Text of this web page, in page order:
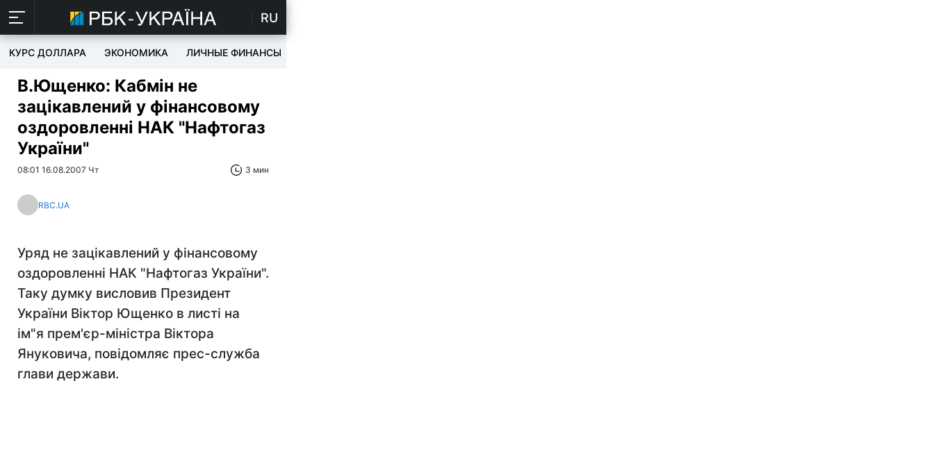
RU
КУРС ДОЛЛАРА ЭКОНОМИКА ЛИЧНЫЕ ФИНАНСЫ
В.Ющенко: Кабмін не
зацікавлений у фінансовому
оздоровленні НАК "Нафтогаз
України"
08:01 16.08.2007 Чт 3 мин
RBC.UA
Уряд не зацікавлений у фінансовому
оздоровленні НАК "Нафтогаз України".
Таку думку висловив Президент
України Віктор Ющенко в листі на
ім"я прем'єр-міністра Віктора
Януковича, повідомляє прес-служба
глави держави.